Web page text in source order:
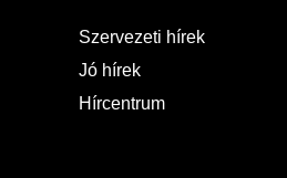
Szervezeti hírek
Jó hírek
Hírcentrum